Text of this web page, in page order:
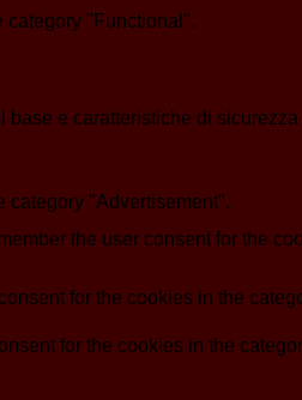
category "Functional".
e caratteristiche di
category "Advertisement".
the user consent for the
for the cookies in the
for the cookies in the